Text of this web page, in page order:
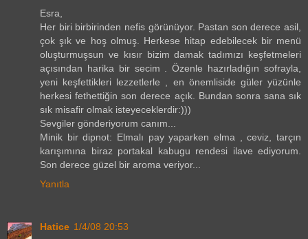
Esra,
Her biri birbirinden nefis görünüyor. Pastan son derece asil,
çok şık ve hoş olmuş. Herkese hitap edebilecek bir menü
oluşturmuşsun ve kısır bizim damak tadımızı keşfetmeleri
açısından harika bir secim . Özenle hazırladığın sofrayla,
yeni keşfettikleri lezzetlerle , en önemliside güler yüzünle
herkesi fethettiğin son derece açık. Bundan sonra sana sık
sık misafir olmak isteyeceklerdir:)))
Sevgiler gönderiyorum canım...
Minik bir dipnot: Elmalı pay yaparken elma , ceviz, tarçın
karışımına biraz portakal kabugu rendesi ilave ediyorum.
Son derece güzel bir aroma veriyor...
Yanıtla
Hatice 1/4/08 20:53